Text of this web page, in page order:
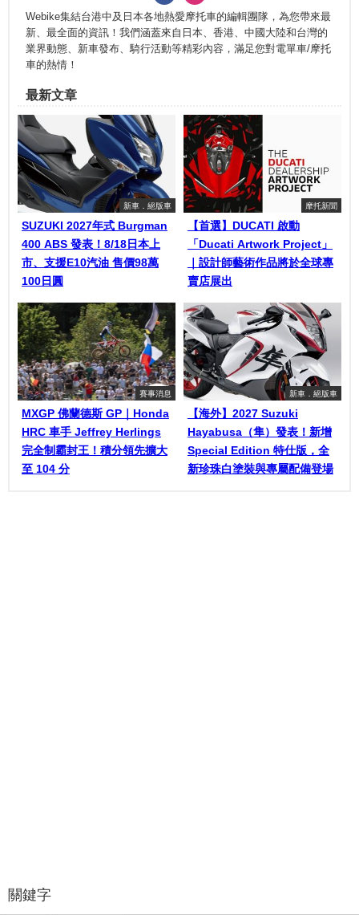
Webike集結台港中及日本各地熱愛摩托車的編輯團隊，為您帶來最
新、最全面的資訊！我們涵蓋來自日本、香港、中國大陸和台灣的
業界動態、新車發布、騎行活動等精彩內容，滿足您對電單車/摩托
車的熱情！
最新文章
新車．絕版車
SUZUKI 2027年式 Burgman
400 ABS 發表！8/18日本上
市、支援E10汽油 售價98萬
100日圓
摩托新聞
【首選】DUCATI 啟動
「Ducati Artwork Project」
｜設計師藝術作品將於全球專
賣店展出
賽事消息
MXGP 佛蘭德斯 GP｜Honda
HRC 車手 Jeffrey Herlings
完全制霸封王！積分領先擴大
至 104 分
新車．絕版車
【海外】2027 Suzuki
Hayabusa（隼）發表！新增
Special Edition 特仕版，全
新珍珠白塗裝與專屬配備登場
關鍵字